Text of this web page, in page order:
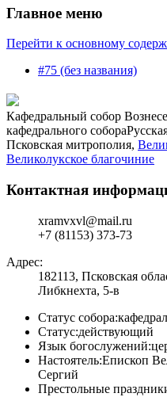
Главное меню
Перейти к основному
#75 (без названия)
Кафедральный собор
кафедрального собора
Псковская митрополия,
Великолукское благочиние
Контактная
xramvxvl@mail.ru
+7 (81153) 373-73
Адрес:
182113, Псковская
Либкнехта, 5-в
Статус собора:
Статус:действующий
Язык богослужений:
Настоятель:Епископ
Сергий
Престольные